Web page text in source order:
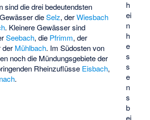
h
ei
n
h
e
s
s
e
n
s
b
ei
sind die drei bedeutendsten
dieSelz, derWiesbach
. Kleinere Gewässer sind
Seebach, die Pfrimm, der
der Mühlbach. Im Südosten von
noch die Mündungsgebiete der
Rheinzuflüsse Eisbach,
.